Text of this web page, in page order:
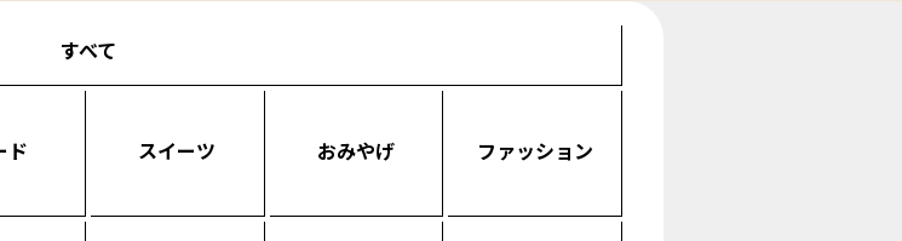
すべて
ド スイーツ おみやげ ファッション